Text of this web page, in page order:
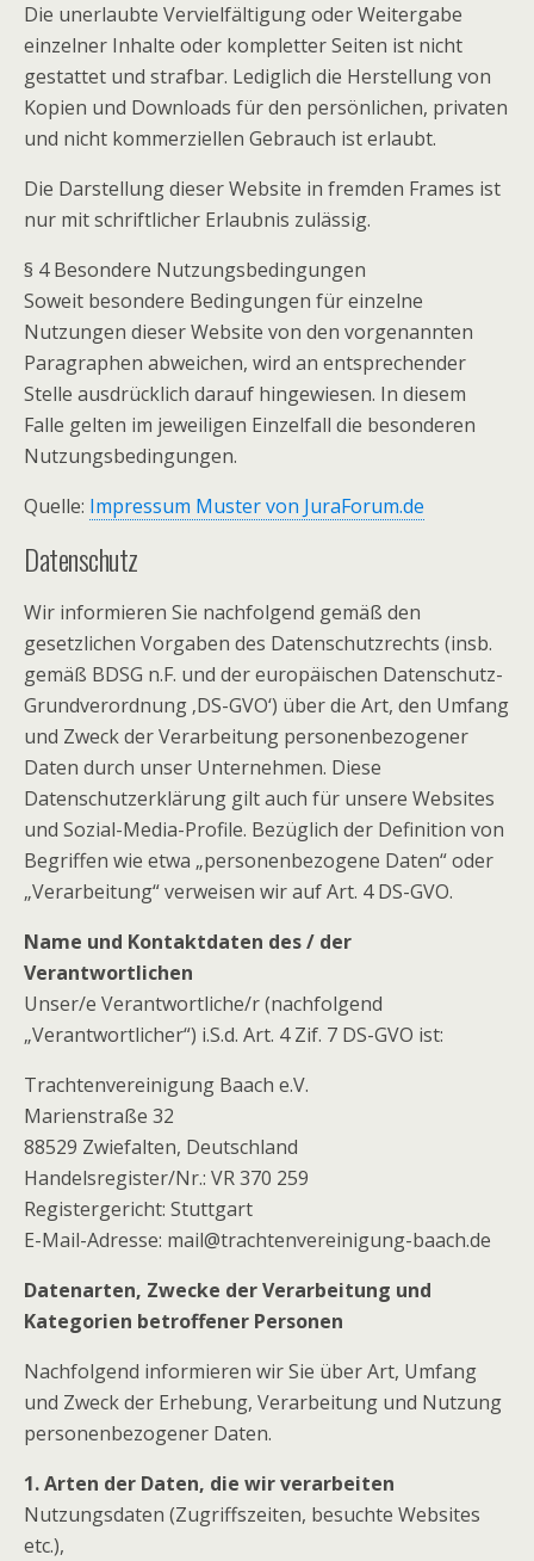
Die unerlaubte Vervielfältigung oder Weitergabe
einzelner Inhalte oder kompletter Seiten ist nicht
gestattet und strafbar. Lediglich die Herstellung von
Kopien und Downloads für den persönlichen, privaten
und nicht kommerziellen Gebrauch ist erlaubt.
Die Darstellung dieser Website in fremden Frames ist
nur mit schriftlicher Erlaubnis zulässig.
§ 4 Besondere Nutzungsbedingungen
Soweit besondere Bedingungen für einzelne
Nutzungen dieser Website von den vorgenannten
Paragraphen abweichen, wird an entsprechender
Stelle ausdrücklich darauf hingewiesen. In diesem
Falle gelten im jeweiligen Einzelfall die besonderen
Nutzungsbedingungen.
Quelle: Impressum Muster von JuraForum.de
Datenschutz
Wir informieren Sie nachfolgend gemäß den
gesetzlichen Vorgaben des Datenschutzrechts (insb.
gemäß BDSG n.F. und der europäischen Datenschutz-
Grundverordnung ‚DS-GVO‘) über die Art, den Umfang
und Zweck der Verarbeitung personenbezogener
Daten durch unser Unternehmen. Diese
Datenschutzerklärung gilt auch für unsere Websites
und Sozial-Media-Profile. Bezüglich der Definition von
Begriffen wie etwa „personenbezogene Daten“ oder
„Verarbeitung“ verweisen wir auf Art. 4 DS-GVO.
Name und Kontaktdaten des / der
Verantwortlichen
Unser/e Verantwortliche/r (nachfolgend
„Verantwortlicher“) i.S.d. Art. 4 Zif. 7 DS-GVO ist:
Trachtenvereinigung Baach e.V.
Marienstraße 32
88529 Zwiefalten, Deutschland
Handelsregister/Nr.: VR 370 259
Registergericht: Stuttgart
E-Mail-Adresse: mail@trachtenvereinigung-baach.de
Datenarten, Zwecke der Verarbeitung und
Kategorien betroffener Personen
Nachfolgend informieren wir Sie über Art, Umfang
und Zweck der Erhebung, Verarbeitung und Nutzung
personenbezogener Daten.
1. Arten der Daten, die wir verarbeiten
Nutzungsdaten (Zugriffszeiten, besuchte Websites
etc.),